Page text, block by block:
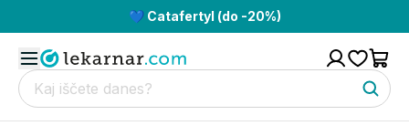
💙 Catafertyl (do -20%)